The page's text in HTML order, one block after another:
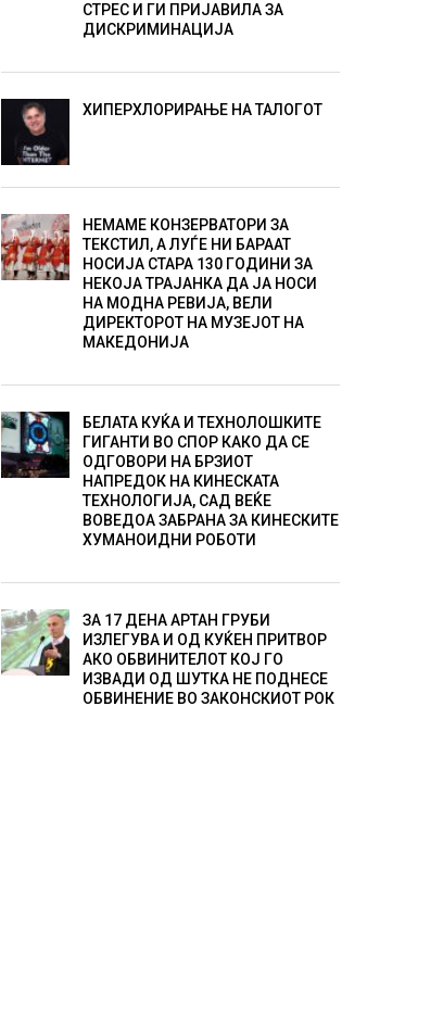
СТРЕС И ГИ ПРИЈАВИЛА ЗА
ДИСКРИМИНАЦИЈА
ХИПЕРХЛОРИРАЊЕ НА ТАЛОГОТ
НЕМАМЕ КОНЗЕРВАТОРИ ЗА
ТЕКСТИЛ, А ЛУЃЕ НИ БАРААТ
НОСИЈА СТАРА 130 ГОДИНИ ЗА
НЕКОЈА ТРАЈАНКА ДА ЈА НОСИ
НА МОДНА РЕВИЈА, ВЕЛИ
ДИРЕКТОРОТ НА МУЗЕЈОТ НА
МАКЕДОНИЈА
БЕЛАТА КУЌА И ТЕХНОЛОШКИТЕ
ГИГАНТИ ВО СПОР КАКО ДА СЕ
ОДГОВОРИ НА БРЗИОТ
НАПРЕДОК НА КИНЕСКАТА
ТЕХНОЛОГИЈА, САД ВЕЌЕ
ВОВЕДОА ЗАБРАНА ЗА КИНЕСКИТЕ
ХУМАНОИДНИ РОБОТИ
ЗА 17 ДЕНА АРТАН ГРУБИ
ИЗЛЕГУВА И ОД КУЌЕН ПРИТВОР
АКО ОБВИНИТЕЛОТ КОЈ ГО
ИЗВАДИ ОД ШУТКА НЕ ПОДНЕСЕ
ОБВИНЕНИЕ ВО ЗАКОНСКИОТ РОК